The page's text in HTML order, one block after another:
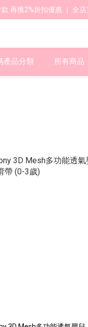
再獲2%折扣優惠 ｜ 全
產品分類 所有商品